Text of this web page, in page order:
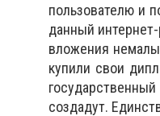
пользователю и
данный
вложения
купили свои
создадут.